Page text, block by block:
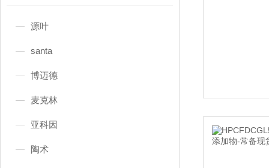
源叶
santa
博迈德
麦克林
亚科因
陶术